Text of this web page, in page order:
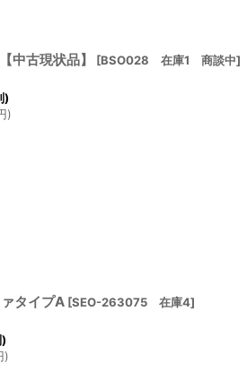
中古現状品】 [BSO028 在庫1 商談中]
)
)
タイプA [SEO-263075 在庫4]
)